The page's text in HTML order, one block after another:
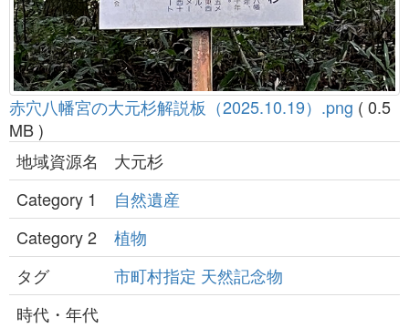
赤穴八幡宮の大元杉解説板（2025.10.19）.png ( 0.5
MB )
地域資源名
大元杉
Category 1
自然遺産
Category 2
植物
タグ
市町村指定 天然記念物
時代・年代